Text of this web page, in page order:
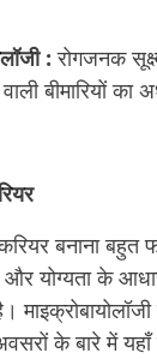
:रोगजनक
बीमारियों का
करियर बनाना बहुत
योग्यता के
के बारे में यहाँ